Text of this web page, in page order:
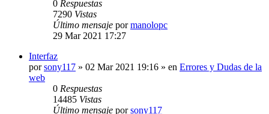
0 Respuestas
7290 Vistas
Último mensaje pormanolopc
29 Mar 2021 17:27
Interfaz
porsony117 » 02 Mar 2021 19:16 » en Errores y Dudas de la
web
0 Respuestas
14485 Vistas
Último mensaje porsony117